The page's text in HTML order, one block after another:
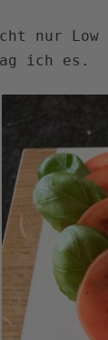
nur Low
ich es.